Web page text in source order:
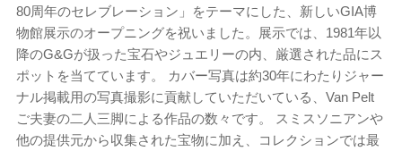
80周年のセレブレーション」をテーマにした、新しいGIA博
物館展示のオープニングを祝いました。展示では、1981年以
降のG&Gが扱った宝石やジュエリーの内、厳選された品にス
ポットを当てています。 カバー写真は約30年にわたりジャー
ナル掲載用の写真撮影に貢献していただいている、Van Pelt
ご夫妻の二人三脚による作品の数々です。 スミスソニアンや
他の提供元から収集された宝物に加え、コレクションでは最